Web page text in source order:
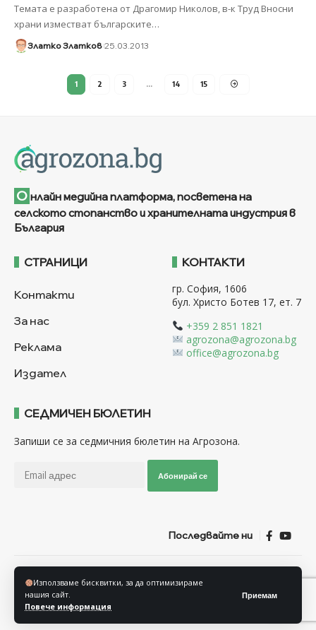
Използваме бисквитки, за да оптимизираме
нашия сайт.
Повече информация
Приемам
Темата е разработена от Драгомир Николов, в-к Труд Вносни
храни изместват българските…
Златко Златков 25.03.2013
1 2 3 … 14 15
О нлайн медийна платформа, посветена на
селското стопанство и хранителната индустрия в
България
СТРАНИЦИ
Контакти
За нас
Реклама
Издател
КОНТАКТИ
гр. София, 1606
бул. Христо Ботев 17, ет. 7
+359 2 851 1821
agrozona@agrozona.bg
office@agrozona.bg
СЕДМИЧЕН БЮЛЕТИН
Запиши се за седмичния бюлетин на Агрозона.
Абонирай се
Последвайте ни
© Агрозона © 2011-2025 Всички права запазени
Политика за защита на личните данни